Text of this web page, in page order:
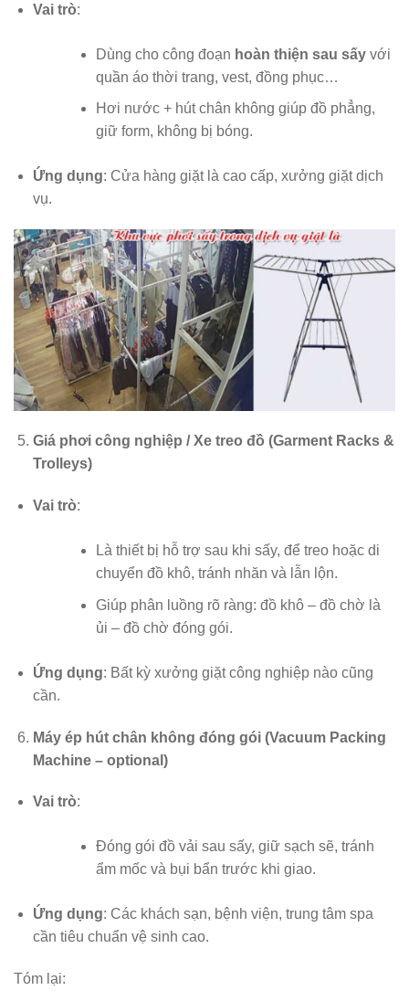
Vai trò:
Dùng cho công đoạn hoàn thiện sau sấyvới
quần áo thời trang, vest, đồng phục…
Hơi nước + hút chân không giúp đồ phẳng,
giữ form, không bị bóng.
Ứng dụng: Cửa hàng giặt là cao cấp, xưởng giặt dịch
vụ.
Giá phơi công nghiệp / Xe treo đồ (Garment Racks &
Trolleys)
Vai trò:
Là thiết bị hỗ trợ sau khi sấy, để treo hoặc di
chuyển đồ khô, tránh nhăn và lẫn lộn.
Giúp phân luồng rõ ràng: đồ khô – đồ chờ là
ủi – đồ chờ đóng gói.
Ứng dụng: Bất kỳ xưởng giặt công nghiệp nào cũng
cần.
Máy ép hút chân không đóng gói (Vacuum Packing
Machine – optional)
Vai trò:
Đóng gói đồ vải sau sấy, giữ sạch sẽ, tránh
ẩm mốc và bụi bẩn trước khi giao.
Ứng dụng: Các khách sạn, bệnh viện, trung tâm spa
cần tiêu chuẩn vệ sinh cao.
Tóm lại: